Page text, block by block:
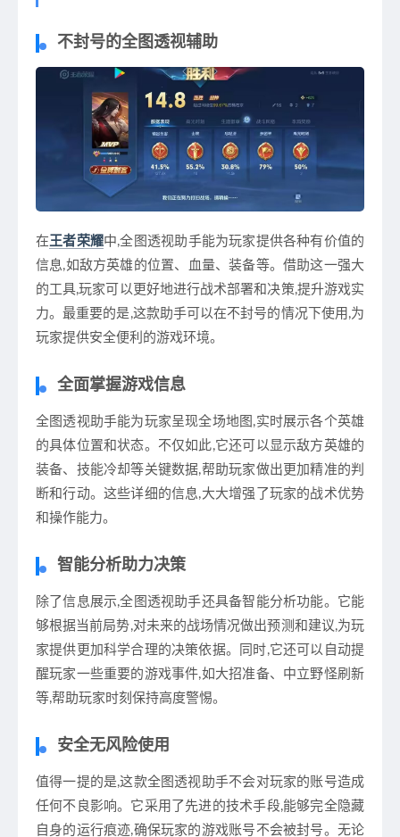
不封号的全图透视辅助
在王者荣耀中,全图透视助手能为玩家提供各种有价值的
信息,如敌方英雄的位置、血量、装备等。借助这一强大
的工具,玩家可以更好地进行战术部署和决策,提升游戏实
力。最重要的是,这款助手可以在不封号的情况下使用,为
玩家提供安全便利的游戏环境。
全面掌握游戏信息
全图透视助手能为玩家呈现全场地图,实时展示各个英雄
的具体位置和状态。不仅如此,它还可以显示敌方英雄的
装备、技能冷却等关键数据,帮助玩家做出更加精准的判
断和行动。这些详细的信息,大大增强了玩家的战术优势
和操作能力。
智能分析助力决策
除了信息展示,全图透视助手还具备智能分析功能。它能
够根据当前局势,对未来的战场情况做出预测和建议,为玩
家提供更加科学合理的决策依据。同时,它还可以自动提
醒玩家一些重要的游戏事件,如大招准备、中立野怪刷新
等,帮助玩家时刻保持高度警惕。
安全无风险使用
值得一提的是,这款全图透视助手不会对玩家的账号造成
任何不良影响。它采用了先进的技术手段,能够完全隐藏
自身的运行痕迹,确保玩家的游戏账号不会被封号。无论